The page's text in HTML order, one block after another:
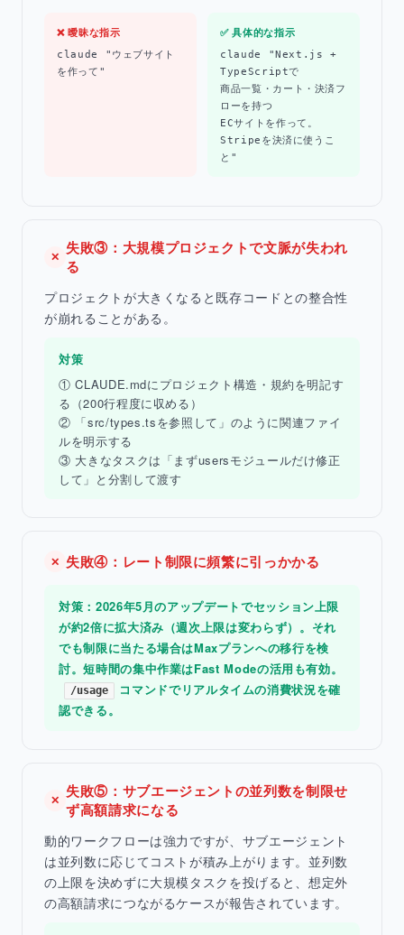
❌ 曖昧な指示
claude "ウェブサイト
を作って"
✅ 具体的な指示
claude "Next.js +
TypeScriptで
商品一覧・カート・決済フ
ローを持つ
ECサイトを作って。
Stripeを決済に使うこ
と"
✕ 失敗③：大規模プロジェクトで文脈が失われ
る
プロジェクトが大きくなると既存コードとの整合性
が崩れることがある。
対策
① CLAUDE.mdにプロジェクト構造・規約を明記す
る（200行程度に収める）
② 「src/types.tsを参照して」のように関連ファイ
ルを明示する
③ 大きなタスクは「まずusersモジュールだけ修正
して」と分割して渡す
✕ 失敗④：レート制限に頻繁に引っかかる
対策：2026年5月のアップデートでセッション上限
が約2倍に拡大済み（週次上限は変わらず）。それ
でも制限に当たる場合はMaxプランへの移行を検
討。短時間の集中作業はFast Modeの活用も有効。
/usage
コマンドでリアルタイムの消費状況を確
認できる。
✕ 失敗⑤：サブエージェントの並列数を制限せ
ず高額請求になる
動的ワークフローは強力ですが、サブエージェント
は並列数に応じてコストが積み上がります。並列数
の上限を決めずに大規模タスクを投げると、想定外
の高額請求につながるケースが報告されています。